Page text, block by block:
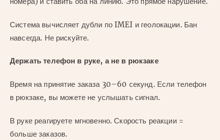
Система вычисляет дубли по IMEI и геолокации. Бан
навсегда. Не рискуйте.
Держать телефон в руке, а не в рюкзаке
Время на принятие заказа 30–60 секунд. Если телефон
в рюкзаке, вы можете не услышать сигнал.
В руке реагируете мгновенно. Скорость реакции =
больше заказов.